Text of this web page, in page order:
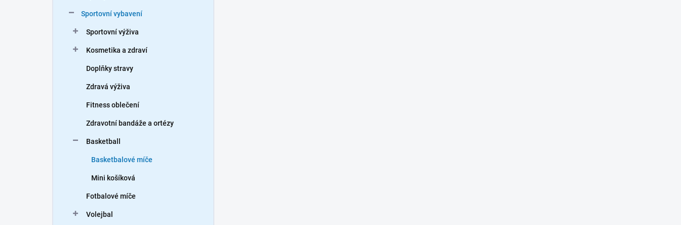
Sportovní vybavení
Sportovní výživa
Kosmetika a zdraví
Doplňky stravy
Zdravá výživa
Fitness oblečení
Zdravotní bandáže a ortézy
Basketball
Basketbalové míče
Mini košíková
Fotbalové míče
Volejbal